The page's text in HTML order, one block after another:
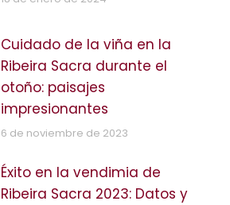
Cuidado de la viña en la
Ribeira Sacra durante el
otoño: paisajes
impresionantes
6 de noviembre de 2023
Éxito en la vendimia de
Ribeira Sacra 2023: Datos y